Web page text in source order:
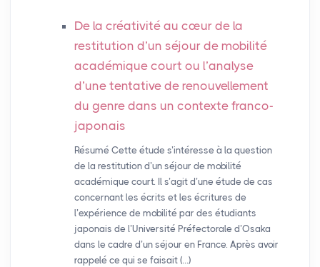
De la créativité au cœur de la
restitution d’un séjour de mobilité
académique court ou l’analyse
d’une tentative de renouvellement
du genre dans un contexte franco-
japonais
Résumé Cette étude s’intéresse à la question
de la restitution d’un séjour de mobilité
académique court. Il s’agit d’une étude de cas
concernant les écrits et les écritures de
l’expérience de mobilité par des étudiants
japonais de l’Université Préfectorale d’Osaka
dans le cadre d’un séjour en France. Après avoir
rappelé ce qui se faisait (…)